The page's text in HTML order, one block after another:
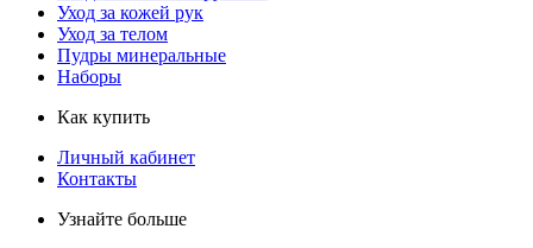
Уход за кожей рук
Уход за телом
Пудры минеральные
Наборы
Как купить
Личный кабинет
Контакты
Узнайте больше